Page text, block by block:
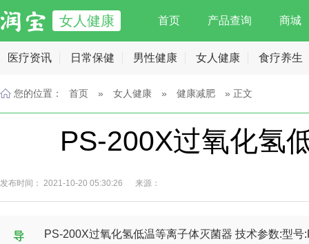
女人健康 首页 产品查询 商城
医疗资讯 日常保健 男性健康 女人健康 食疗养生
您的位置： 首页 » 女人健康 » 健康减肥 » 正文
PS-200X过氧化氢
发布时间： 2021-10-20 05:30:26 来源：
导
PS-200X过氧化氢低温等离子体灭菌器 技术参数:型